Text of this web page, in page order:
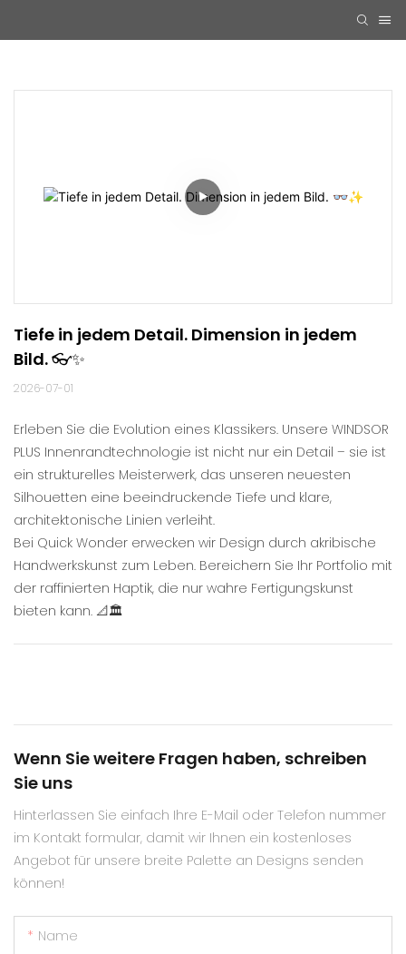
Tiefe in jedem Detail. Dimension in jedem
Bild. 👓✨
2026-07-01
Erleben Sie die Evolution eines Klassikers. Unsere WINDSOR
PLUS Innenrandtechnologie ist nicht nur ein Detail – sie ist
ein strukturelles Meisterwerk, das unseren neuesten
Silhouetten eine beeindruckende Tiefe und klare,
architektonische Linien verleiht.
Bei Quick Wonder erwecken wir Design durch akribische
Handwerkskunst zum Leben. Bereichern Sie Ihr Portfolio mit
der raffinierten Haptik, die nur wahre Fertigungskunst
bieten kann. 📐🏛️
Wenn Sie weitere Fragen haben, schreiben
Sie uns
Hinterlassen Sie einfach Ihre E-Mail oder Telefon nummer
im Kontakt formular, damit wir Ihnen ein kostenloses
Angebot für unsere breite Palette an Designs senden
können!
Name